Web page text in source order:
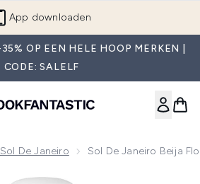
App downloaden
OP EEN HELE HOOP MERKEN |
CODE: SALELF
Sol De Janeiro Sol De Janeiro Beija
de Janeiro Beija Flor Bad- en